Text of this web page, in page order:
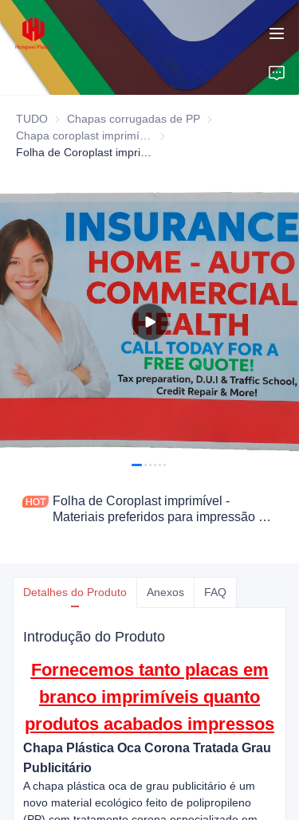
TUDO Chapas corrugadas de PP Chapas corrugadas
Chapa coroplast imprimível
Folha de Coroplast imprimível -
Materiais preferidos para impressão UV
Detalhes do Produto Anexos FAQ
Introdução do Produto
Fornecemos tanto placas em
branco imprimíveis quanto
produtos acabados impressos
Chapa Plástica Oca Corona Tratada Grau
Publicitário
A chapa plástica oca de grau publicitário é um
novo material ecológico feito de polipropileno
Início
Sobre Nós
Insights
Contato